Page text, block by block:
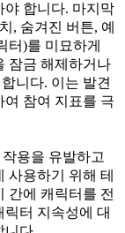
야 합니다. 마지막
, 숨겨진 버튼, 예
터)를 미묘하게
잠금 해제하거나
니다. 이는 발견
여 참여 지표를 극
용을 유발하고
사용하기 위해 테
간에 캐릭터를 전
터 지속성에 대